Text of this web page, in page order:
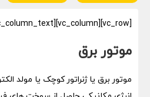
[vc_row][vc_column][vc_column_text]
موتور برق
موتور برق یا ژنراتور کوچک یا مولد